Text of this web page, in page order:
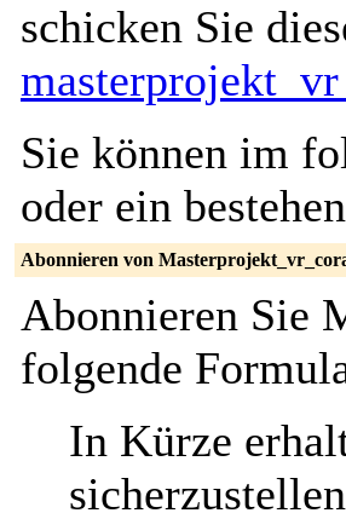
schicken Sie
Sie können im
oder ein
Abonnieren von
Abonnieren Sie
folgende
In Kürze